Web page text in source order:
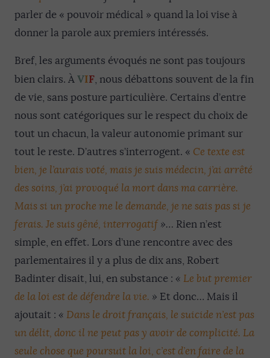
parler de « pouvoir médical » quand la loi vise à
donner la parole aux premiers intéressés.
Bref, les arguments évoqués ne sont pas toujours
bien clairs. ÀVIF, nous débattons souvent de la fin
de vie, sans posture particulière. Certains d’entre
nous sont catégoriques sur le respect du choix de
tout un chacun, la valeur autonomie primant sur
tout le reste. D’autres s’interrogent. « Ce texte est
bien, je l’aurais voté, mais je suis médecin, j’ai arrêté
des soins, j’ai provoqué la mort dans ma carrière.
Mais si un proche me le demande, je ne sais pas si je
ferais. Je suis gêné, interrogatif»… Rien n’est
simple, en effet. Lors d’une rencontre avec des
parlementaires il y a plus de dix ans, Robert
Badinter disait, lui, en substance : « Le but premier
de la loi est de défendre la vie. » Et donc… Mais il
ajoutait : « Dans le droit français, le suicide n’est pas
un délit, donc il ne peut pas y avoir de complicité. La
seule chose que poursuit la loi, c’est d’en faire de la